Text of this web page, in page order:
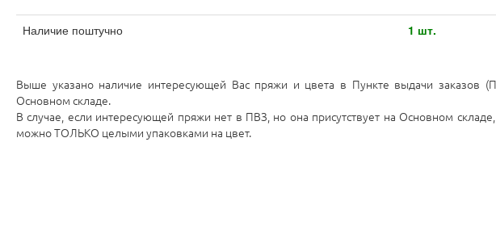
Наличие поштучно 1 шт.
Выше указано наличие интересующей Вас пряжи и цвета в Пункте выдачи заказов
Основном складе.
В случае, если интересующей пряжи нет в ПВЗ, но она присутствует на Основном складе,
можно ТОЛЬКО целыми упаковками на цвет.